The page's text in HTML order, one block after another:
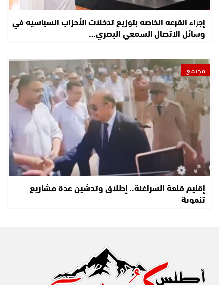
إجراء القرعة الخاصة بتوزيع تدخلات الأحزاب السياسية في
وسائل الاتصال السمعي البصري…
مجتمع
إقليم قلعة السراغنة.. إطلاق وتدشين عدة مشاريع
تنموية